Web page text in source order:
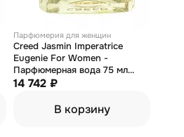
Парфюмерия для женщин
Creed Jasmin Imperatrice
Eugenie For Women -
Парфюмерная вода 75 мл
(тестер)
14 742 ₽
В корзину